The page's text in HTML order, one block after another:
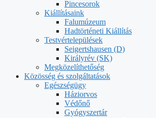
Pincesorok
Kiállításaink
Falumúzeum
Hadtörténeti Kiállítás
Testvértelepülések
Seigertshausen (D)
Királyrév (SK)
Megközelíthetőség
Közösség és szolgáltatások
Egészségügy
Háziorvos
Védőnő
Gyógyszertár